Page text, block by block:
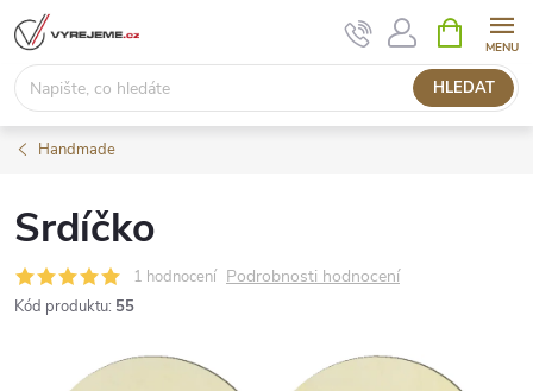
Přejít
na
obsah
HLEDAT
NÁKUPNÍ
KOŠÍK
Handmade
Srdíčko
1 hodnocení Podrobnosti hodnocení
Kód produktu: 55